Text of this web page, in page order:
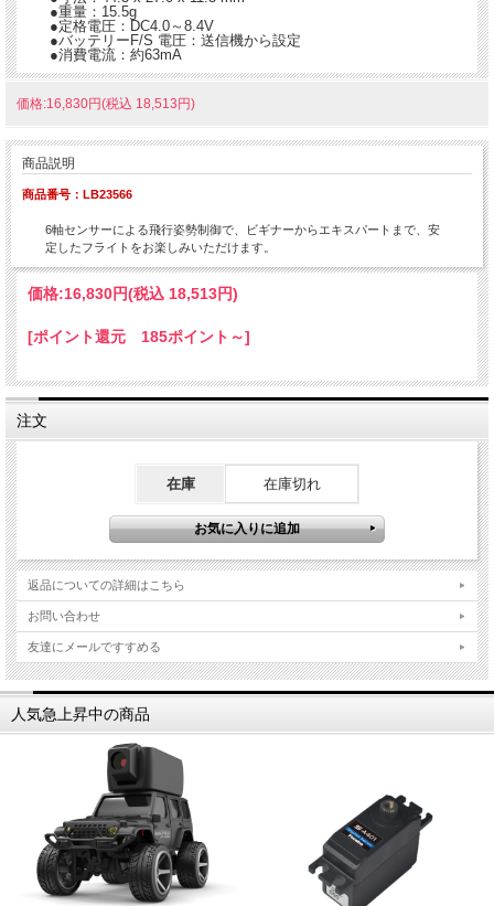
●重量：15.5g
●定格電圧：DC4.0～8.4V
●バッテリーF/S 電圧：送信機から設定
●消費電流：約63mA
価格:16,830円(税込 18,513円)
商品説明
商品番号：LB23566
6軸センサーによる飛行姿勢制御で、ビギナーからエキスパートまで、安
定したフライトをお楽しみいただけます。
価格:16,830円(税込 18,513円)
[ポイント還元 185ポイント～]
注文
在庫 在庫切れ
返品についての詳細はこちら
お問い合わせ
友達にメールですすめる
人気急上昇中の商品